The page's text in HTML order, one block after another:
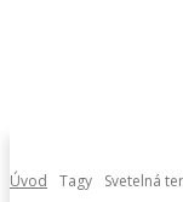
Úvod Tagy Svetelná